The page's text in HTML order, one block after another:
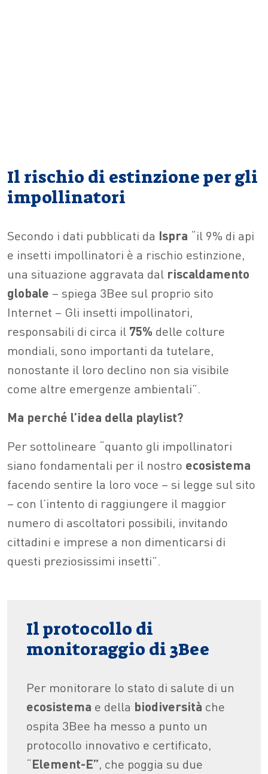
Il rischio di estinzione per gli
impollinatori
Secondo i dati pubblicati da Ispra “il 9% di api
e insetti impollinatori è a rischio estinzione,
una situazione aggravata dal riscaldamento
globale – spiega 3Bee sul proprio sito
Internet – Gli insetti impollinatori,
responsabili di circa il 75% delle colture
mondiali, sono importanti da tutelare,
nonostante il loro declino non sia visibile
come altre emergenze ambientali”.
Ma perché l’idea della playlist?
Per sottolineare “quanto gli impollinatori
siano fondamentali per il nostro ecosistema
facendo sentire la loro voce – si legge sul sito
– con l’intento di raggiungere il maggior
numero di ascoltatori possibili, invitando
cittadini e imprese a non dimenticarsi di
questi preziosissimi insetti”.
Il protocollo di
monitoraggio di 3Bee
Per monitorare lo stato di salute di un
ecosistema e della biodiversità che
ospita 3Bee ha messo a punto un
protocollo innovativo e certificato,
“Element-E”, che poggia su due